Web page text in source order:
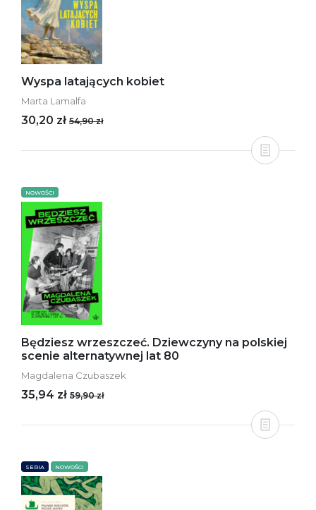
Wyspa latających kobiet
Marta Lamalfa
30,20 zł 54,90 zł
NOWOŚCI
Będziesz wrzeszczeć. Dziewczyny na polskiej
scenie alternatywnej lat 80
Magdalena Czubaszek
35,94 zł 59,90 zł
SERIA NOWOŚCI